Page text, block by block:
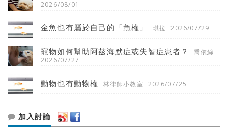
2026/08/01
金魚也有屬於自己的「魚權」 琪拉 2026/07/29
寵物如何幫助阿茲海默症或失智症患者？
喬依絲
2026/07/27
動物也有動物權 林律師小教室 2026/07/25
加入討論